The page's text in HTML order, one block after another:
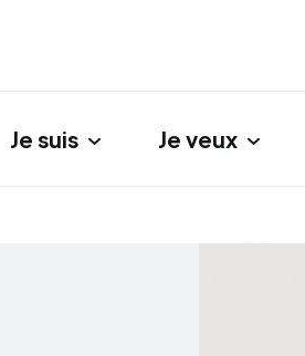
Je suis Je veux